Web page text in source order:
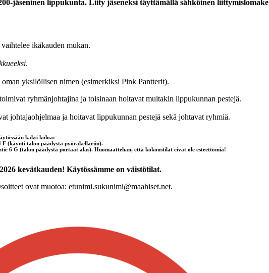
jäseninen lippukunta. Liity jäseneksi täyttämällä sähköinen liittymislomake
ikäkauden mukan.
.
yksilöllisen nimen (esimerkiksi Pink Pantterit).
ryhmänjohtajina ja toisinaan hoitavat muitakin lippukunnan pestejä.
johtajaohjelmaa ja hoitavat lippukunnan pestejä sekä johtavat ryhmiä.
kaksi koloa:
F (käynti talon päädystä pyöräkellariin).
6 G (talon päädystä portaat alas). Huomaattehan, että kokoustilat eivät ole esteettömiä!
kevätkauden! Käytössämme on väistötilat.
ovat muotoa: etunimi.sukunimi@maahiset.net.